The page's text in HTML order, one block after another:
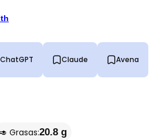
ChatGPT Claude Avena
Grasas:20.8 g